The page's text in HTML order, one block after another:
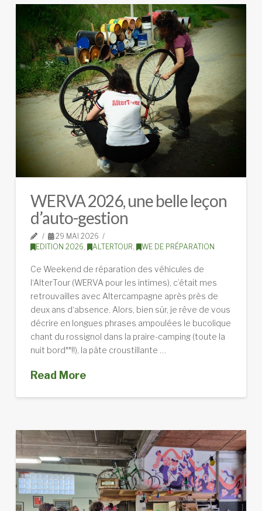
WERVA 2026, une belle leçon
d’auto-gestion
29 MAI 2026
EDITION 2026
ALTERTOUR WE DE PRÉPARATION
Ce Weekend de réparation des véhicules de
l‘AlterTour (WERVA pour les intimes), c’était mes
retrouvailles avec Altercampagne après près de
deux ans d‘absence. Alors, bien sûr, je rêve de vous
décrire en longues phrases ampoulées le bucolique
chant du rossignol dans la praire-camping (toute la
nuit bord**!!), la pâte croustillante …
Read More